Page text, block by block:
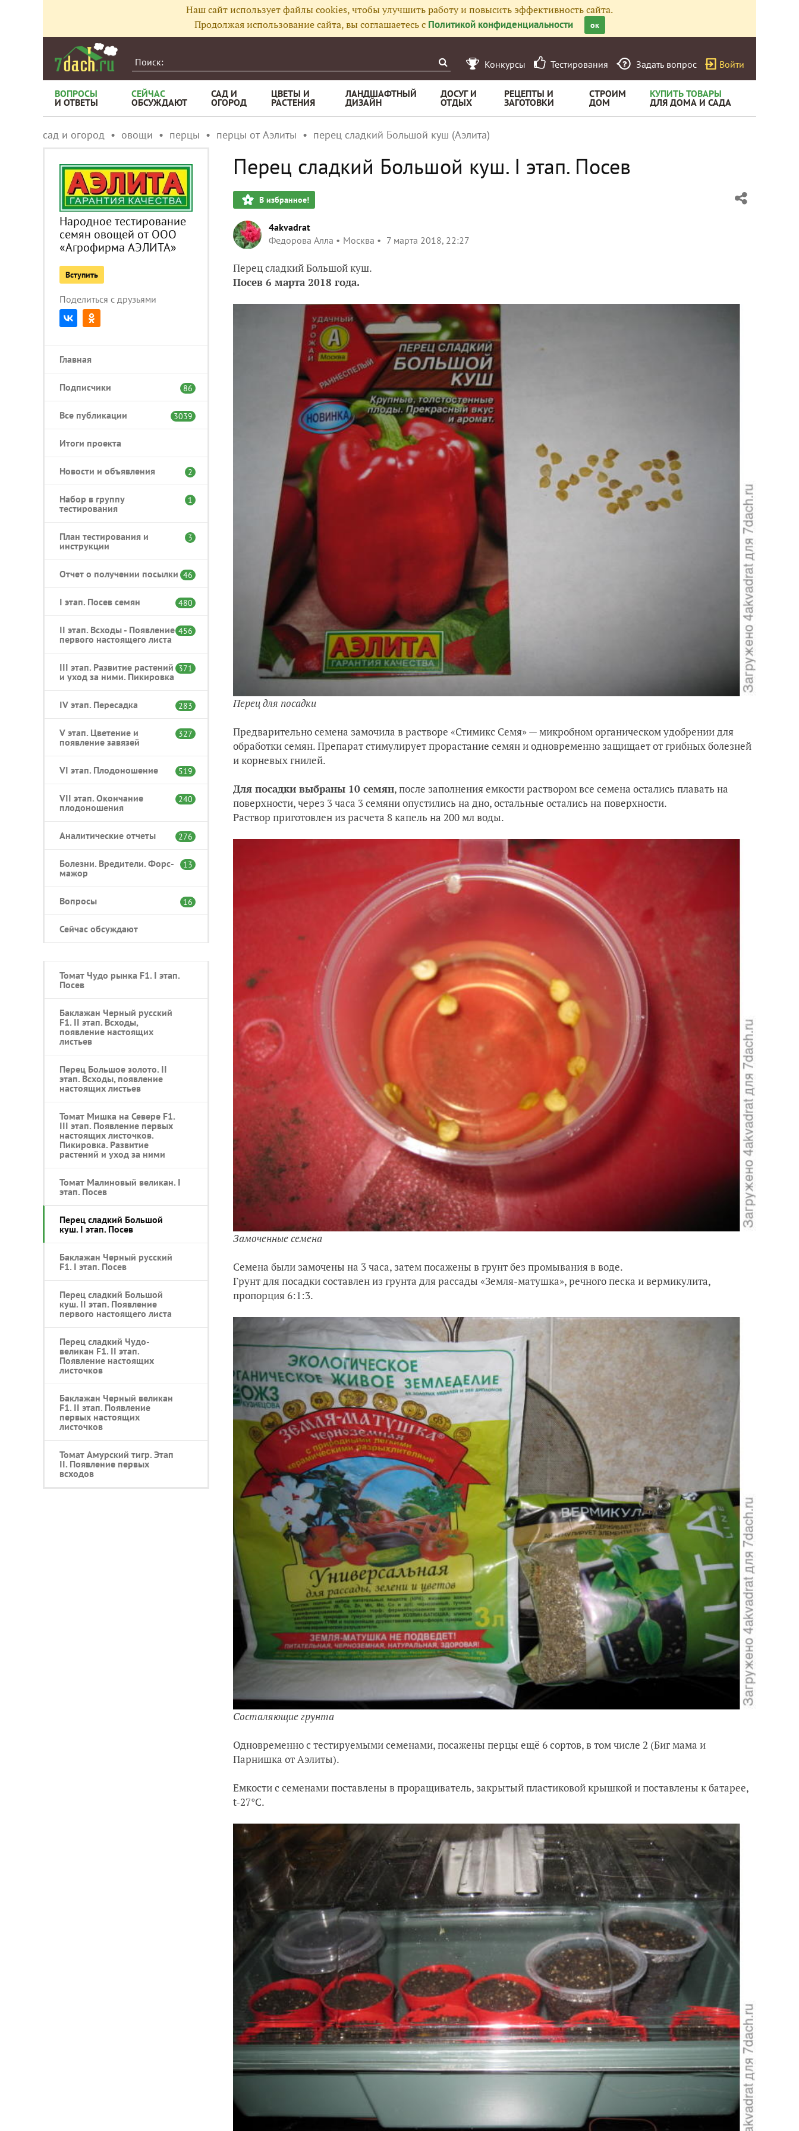
Наш сайт использует файлы cookies, чтобы улучшить работу и повысить эффективность сайта.
Продолжая использование сайта, вы соглашаетесь с Политикой конфиденциальности ок
Конкурсы Тестирования Задать вопрос Войти
ВОПРОСЫ
И ОТВЕТЫ
СЕЙЧАС
ОБСУЖДАЮТ
САД И
ОГОРОД
ЦВЕТЫ И
РАСТЕНИЯ
ЛАНДШАФТНЫЙ
ДИЗАЙН
ДОСУГ И
ОТДЫХ
РЕЦЕПТЫ И
ЗАГОТОВКИ
СТРОИМ
ДОМ
КУПИТЬ ТОВАРЫ
ДЛЯ ДОМА И САДА
сад и огород овощи перцы перцы от Аэлиты перец сладкий Большой куш (Аэлита)
Народное тестирование
семян овощей от ООО
«Агрофирма АЭЛИТА»
Вступить
Поделиться с друзьями
Главная
Подписчики 86
Все публикации 3039
Итоги проекта
Новости и объявления 2
Набор в группу
тестирования
1
План тестирования и
инструкции
3
Отчет о получении посылки 46
I этап. Посев семян 480
II этап. Всходы - Появление
первого настоящего листа
456
III этап. Развитие растений
и уход за ними. Пикировка
371
IV этап. Пересадка 283
V этап. Цветение и
появление завязей
327
VI этап. Плодоношение 519
VII этап. Окончание
плодоношения
240
Аналитические отчеты 276
Болезни. Вредители. Форс-
мажор
13
Вопросы 16
Сейчас обсуждают
Томат Чудо рынка F1. I этап.
Посев
Баклажан Черный русский
F1. II этап. Всходы,
появление настоящих
листьев
Перец Большое золото. II
этап. Всходы, появление
настоящих листьев
Томат Мишка на Севере F1.
III этап. Появление первых
настоящих листочков.
Пикировка. Развитие
растений и уход за ними
Томат Малиновый великан. I
этап. Посев
Перец сладкий Большой
куш. I этап. Посев
Баклажан Черный русский
F1. I этап. Посев
Перец сладкий Большой
куш. II этап. Появление
первого настоящего листа
Перец сладкий Чудо-
великан F1. II этап.
Появление настоящих
листочков
Баклажан Черный великан
F1. II этап. Появление
первых настоящих
листочков
Томат Амурский тигр. Этап
II. Появление первых
всходов
Перец сладкий Большой куш. I этап. Посев
В избранное!
4akvadrat
Федорова Алла
Москва 7 марта 2018, 22:27
Перец сладкий Большой куш.
Посев 6 марта 2018 года.
Перец для посадки
Предварительно семена замочила в растворе «Стимикс Семя» — микробном органическом удобрении для
обработки семян. Препарат стимулирует прорастание семян и одновременно защищает от грибных болезней
и корневых гнилей.
Для посадки выбраны 10 семян, после заполнения емкости раствором все семена остались плавать на
поверхности, через 3 часа 3 семяни опустились на дно, остальные остались на поверхности.
Раствор приготовлен из расчета 8 капель на 200 мл воды.
Замоченные семена
Семена были замочены на 3 часа, затем посажены в грунт без промывания в воде.
Грунт для посадки составлен из грунта для рассады «Земля-матушка», речного песка и вермикулита,
пропорция 6:1:3.
Состаляющие грунта
Одновременно с тестируемыми семенами, посажены перцы ещё 6 сортов, в том числе 2 (Биг мама и
Парнишка от Аэлиты).
Емкости с семенами поставлены в проращиватель, закрытый пластиковой крышкой и поставлены к батарее,
t-27°С.